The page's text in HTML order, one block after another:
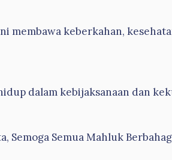
membawa keberkahan,
dalam kebijaksanaan dan
Semoga Semua Mahluk